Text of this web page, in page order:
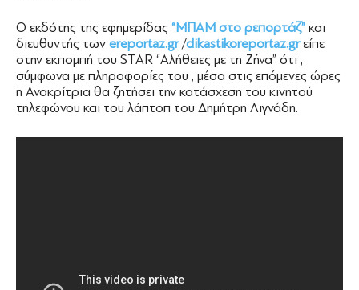
Ο εκδότης της εφημερίδας “ΜΠΑΜ στο ρεπορτάζ” και
διευθυντής των ereportaz.gr/dikastikoreportaz.gr είπε
στην εκπομπή του STAR “Αλήθειες με τη Ζήνα” ότι ,
σύμφωνα με πληροφορίες του , μέσα στις επόμενες ώρες
η Ανακρίτρια θα ζητήσει την κατάσχεση του κινητού
τηλεφώνου και του λάπτοπ του Δημήτρη Λιγνάδη.